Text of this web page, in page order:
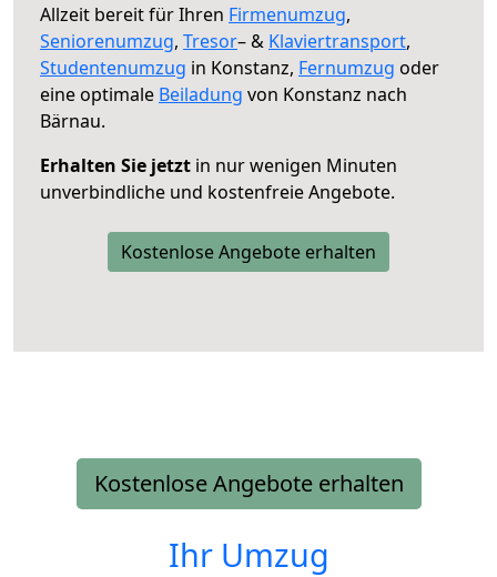
Allzeit bereit für Ihren Firmenumzug,
Seniorenumzug, Tresor– & Klaviertransport,
Studentenumzug in Konstanz, Fernumzug oder
eine optimale Beiladung von Konstanz nach
Bärnau.
Erhalten Sie jetzt in nur wenigen Minuten
unverbindliche und kostenfreie Angebote.
Kostenlose Angebote erhalten
Kostenlose Angebote erhalten
Ihr Umzug